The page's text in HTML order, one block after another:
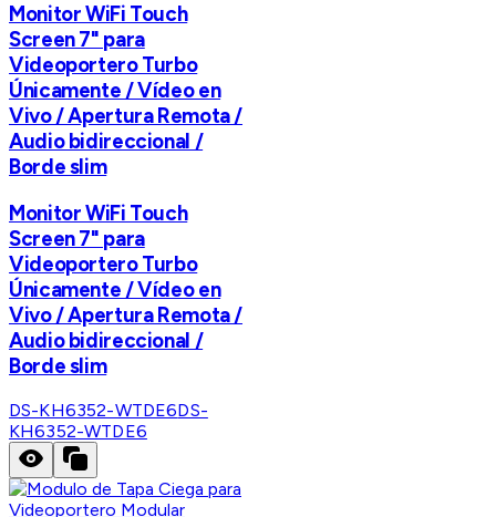
Monitor WiFi Touch
Screen 7" para
Videoportero Turbo
Únicamente / Vídeo en
Vivo / Apertura Remota /
Audio bidireccional /
Borde slim
Monitor WiFi Touch
Screen 7" para
Videoportero Turbo
Únicamente / Vídeo en
Vivo / Apertura Remota /
Audio bidireccional /
Borde slim
DS-KH6352-WTDE6DS-
KH6352-WTDE6